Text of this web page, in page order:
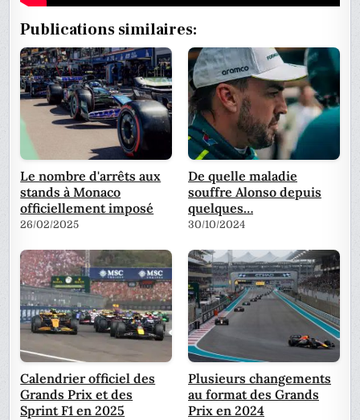
Publications similaires:
Le nombre d'arrêts aux
stands à Monaco
officiellement imposé
26/02/2025
De quelle maladie
souffre Alonso depuis
quelques…
30/10/2024
Calendrier officiel des
Grands Prix et des
Sprint F1 en 2025
Plusieurs changements
au format des Grands
Prix en 2024